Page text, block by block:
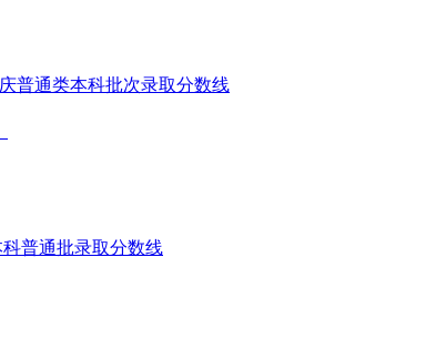
普通类本科批次录取分数线
普通批录取分数线